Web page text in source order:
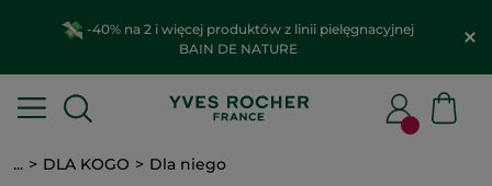
-40% na 2 i więcej produktów z linii pielęgnacyjnej
BAIN DE NATURE
... DLA KOGO Dla niego